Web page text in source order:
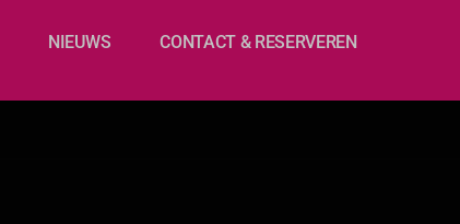
NIEUWS CONTACT & RESERVEREN